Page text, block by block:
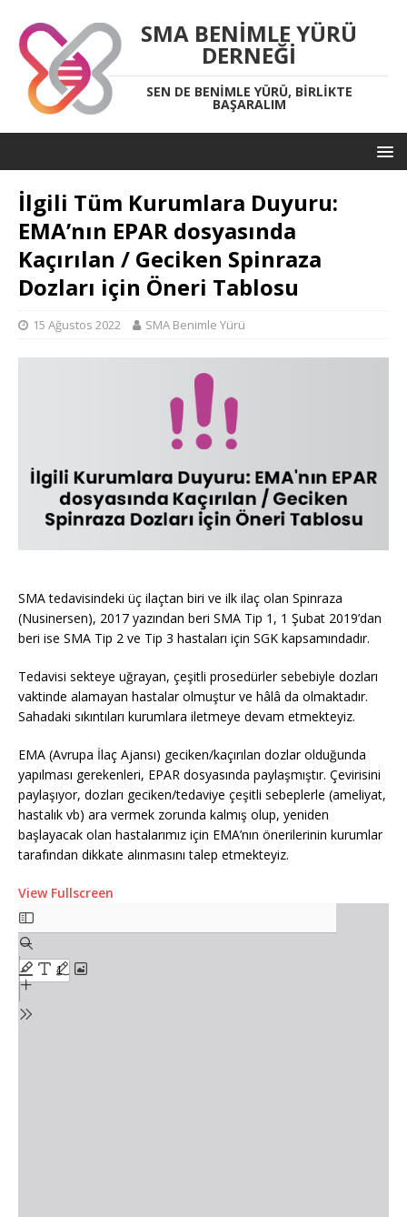
SMA BENIMLE YÜRÜ
DERNEĞI
SEN DE BENIMLE YÜRÜ, BIRLIKTE
BAŞARALIM
İlgili Tüm Kurumlara Duyuru:
EMA’nın EPAR dosyasında
Kaçırılan / Geciken Spinraza
Dozları için Öneri Tablosu
15 Ağustos 2022 SMA Benimle Yürü
SMA tedavisindeki üç ilaçtan biri ve ilk ilaç olan Spinraza
(Nusinersen), 2017 yazından beri SMA Tip 1, 1 Şubat 2019’dan
beri ise SMA Tip 2 ve Tip 3 hastaları için SGK kapsamındadır.
Tedavisi sekteye uğrayan, çeşitli prosedürler sebebiyle dozları
vaktinde alamayan hastalar olmuştur ve hâlâ da olmaktadır.
Sahadaki sıkıntıları kurumlara iletmeye devam etmekteyiz.
EMA (Avrupa İlaç Ajansı) geciken/kaçırılan dozlar olduğunda
yapılması gerekenleri, EPAR dosyasında paylaşmıştır. Çevirisini
paylaşıyor, dozları geciken/tedaviye çeşitli sebeplerle (ameliyat,
hastalık vb) ara vermek zorunda kalmış olup, yeniden
başlayacak olan hastalarımız için EMA’nın önerilerinin kurumlar
tarafından dikkate alınmasını talep etmekteyiz.
View Fullscreen